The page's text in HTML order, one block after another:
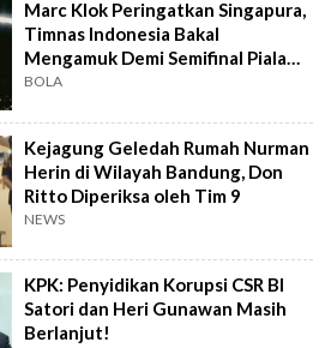
Marc Klok Peringatkan Singapura,
Timnas Indonesia Bakal
Mengamuk Demi Semifinal Piala
AFF 2026
BOLA
Kejagung Geledah Rumah Nurman
Herin di Wilayah Bandung, Don
Ritto Diperiksa oleh Tim 9
NEWS
KPK: Penyidikan Korupsi CSR BI
Satori dan Heri Gunawan Masih
Berlanjut!